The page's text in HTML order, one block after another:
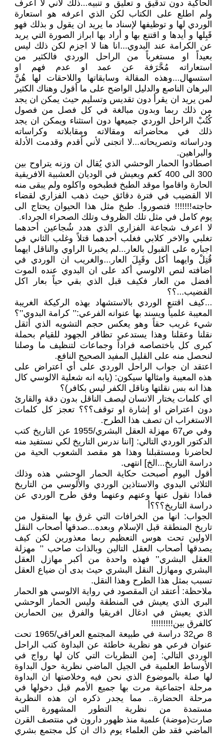
الحاكية دون تدقيق و تعليق و تنبيه...ذلك لأني لا اعرف
ولم اطلع على الكتاب لكن الذي اعرفه هو استعارة
الوردي لها و توظيفها لإسناد ما يريد ان يقول و بذلك فهو
قَبِلها و أيدها و اقتنع بها و أراد بها ابراز الصورة التي يريد
عن الكرامة عند البدوي...انا هنا لا اجزم لكن ذلك ليس
بعيداً او مستغرباً من الراحل الوردي فالكثير من
استعاراته مُحَّرَفة عن عمد او عدم فهم او
استسهال...وهذه المقالة وسابقاتها واللاحقات لها هُنَّ
البرهان الناصع والدليل الواضح على ما أقول وهناك الكثير
لمن يريد ان يقرأ دون تقديس وتسليم حيث يمكن ان يجد
من ذلك ربما وبدون مبالغة في كل فصل من فصول
كُتُبْ الراحل الوردي جميعها دون استثناء ويمكن ان يجد
ذلك في محاضراته ومقالاته ومقابلاته وكراساته
ودراساته وتصريحاته...لا اتجنى لأني اُقدم وقدمت الأدلة
والبراهين.
اصطادوا الحمار الوحشي الذي يُقال ان وزنه يتراوح بين
300 الى 400 كغم ويعيش في الوديان العشبية الافريقية
الحارة واقاموا موقد الطبخ فطبخوه واكلوه ولم يبقى منه
الا القضيب في فترة دقائق حيث ذهب الفزاري لقضاء
حاجته!!!!!!! فتصوروا. طبخ مثل هذا الحيوان يحتاج الى
يوم كامل في مثل تلك الظروف وتلك الصحراء الجرداء.
لا اعرف شجاعة الفزاري الذي هدد شُجاعين أحدهما
تغلبي والاخر كلابي فغلب أحدهما قتلاً وغلب الثاني في
اجباره على القبول بالعار...لم يخبرنا الراوي والناقل ايهما
قُتِلْ وايهما أكل وقَبِلَ العار...والغريب ان الوردي في
اضافته لنص الالوسي أكد على ان البدوي عنده الموت
أفضل من العار فكيف قبل الذي بقي حياً بعار اكل
القضيب...؟؟
...كيف اقتنع الوردي بالاستشهاد بهذه الركيكة الغريبة
المعيبة علمياً ويسند بها عنوانه الفرعي:’’ كرامة البدوي’’؟
شيء غريب حقاً وهو يعكس حجم التشويه الذي أثقل
نقلنا وعقلنا وهذا يستدعي تظافر الجهود للقيام بحملة
كبرى كل باختصاصه فراداً وجماعات لتنظيف ما وصلنا
لنحصل منه على القليل المفيد الصحيح النافع.
اعتقد ان جواب الراحل الوردي على أي اعتراض على
هذه المعيبة وامثالها سيكون: (يابه انه شعلية الالوسي كال
هذا انه بس نقلتها وناقل الكفر ليس بكافر)؟
اي كلمات يختار الانسان ليصف الناقل بدون دقة والقارئ
دون اعتراض او إشارة او توقف؟؟؟ تعجز كل كلمات
الاستغراب ان تصف هذا الطرح.
وفي ص67 مهزلة العقل البشري/1955 عن التاريخ كتب
الدكتور الوردي التالي: [اننا ندرس التاريخ لكي نستفيد منه
لحاضرنا ومستقبلنا وهذا هو مقصد الشعوب الحية من
دراسة التاريخ...الخ] انتهى.
أقول اليوم أصبحت حكاية الحمار الوحشي هذه وذلك
الثلاثي البدوي والاستاذين الوردي والألوسي من التاريخ
فماذا نقول عنها وعنهم وعنهما وفق طرح الوردي عن
دراسة التاريخ؟؟؟أ
الجواب: انها من الخرافات التي غرق بها المنقول من
تاريخ المنطقة قبل الإسلام وبعده...صدقها أصحاب النقل
الاولين تحت هوس التعظيم ربما معذورين لكن كيف
يصدقها أصحاب العقل التالين وبالذات صاحب ’’ مهزلة
العقل البشري’’ فهذه واحدة من أكبر مهازل العقل
البشري ومهازل النقل البشري حيث بدى أن ضياع العقل
تسبب بمثل هذا الطرح وهذا النقل.
ملاحظة: أعتقد ان المقصود في رواية الالوسي هو الحمار
البري الذي يعيش في المنطقة وليس الحمار الوحشي
الذي يعيش في ادغال افريقيا والفرق بين الحمارين
كالفرق بين!!!!!!!!!
8 ص32 دراسة في طبيعة المجتمع العراقي/1965 تحت
عنوان فرعي هو نظرية خاطئة عن البداوة كتب الراحل
الوردي التالي: [من النظريات التي كان لها رواج في
الأوساط العلمية في الجيل الماضي نظرية حول البداوة
لها صلة بالموضوع الذي نحن فيه وخلاصتها ان البداوة
مرحلة اجتماعية مرت بها جميع الأمم قبل دخولها في
مرحلة الحضارة.. مما يجدر ذكره ان هذه النظرية
مستمدة من نظرية التطور المشهورة التي
صارت(موضة) علمية منذ ظهور دارون في منتصف القرن
الماضي فقد ظن العلماء يوم ذاك ان كل مجتمع بشري